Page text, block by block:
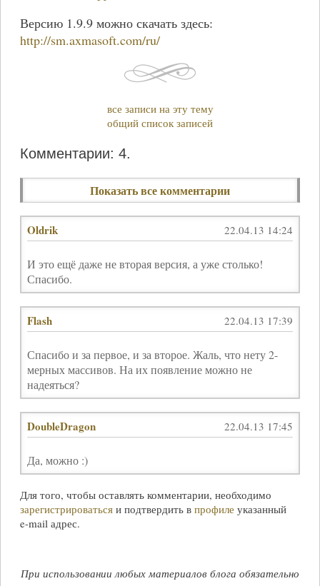
Версию 1.9.9 можно скачать здесь:
http://sm.axmasoft.com/ru/
все записи на эту тему
общий список записей
Комментарии: 4.
Показать все комментарии
Oldrik 22.04.13 14:24
И это ещё даже не вторая версия, а уже столько!
Спасибо.
Flash 22.04.13 17:39
Спасибо и за первое, и за второе. Жаль, что нету 2-
мерных массивов. На их появление можно не
надеяться?
DoubleDragon 22.04.13 17:45
Да, можно :)
Для того, чтобы оставлять комментарии, необходимо
зарегистрироватьсяи подтвердить в профиле указанный
e-mail адрес.
При использовании любых материалов блога обязательно